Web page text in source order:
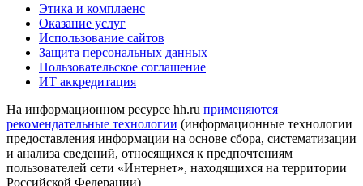
Этика и комплаенс
Оказание услуг
Использование сайтов
Защита персональных данных
Пользовательское соглашение
ИТ аккредитация
На информационном ресурсе hh.ru применяются
рекомендательные технологии (информационные технологии
предоставления информации на основе сбора, систематизации
и анализа сведений, относящихся к предпочтениям
пользователей сети «Интернет», находящихся на территории
Российской Федерации)